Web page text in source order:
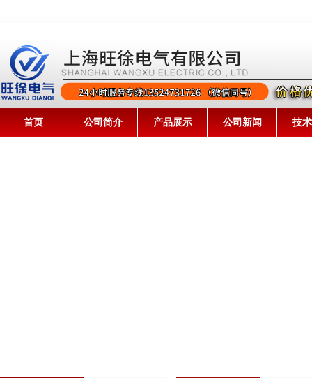
首页 公司简介 产品展示 公司新闻 技